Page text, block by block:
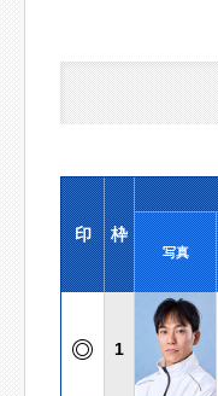
印 枠
写真
1